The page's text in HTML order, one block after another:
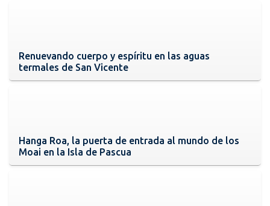
Renuevando cuerpo y espíritu en las aguas
termales de San Vicente
Hanga Roa, la puerta de entrada al mundo de los
Moai en la Isla de Pascua